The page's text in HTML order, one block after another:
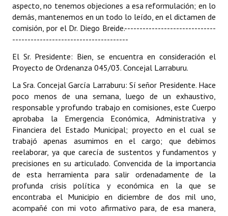
aspecto, no tenemos objeciones a esa reformulación; en lo
demás, mantenemos en un todo lo leído, en el dictamen de
comisión, por el Dr. Diego Breide.------------------------------
--------------------------------------
El Sr. Presidente: Bien, se encuentra en consideración el
Proyecto de Ordenanza 045/03. Concejal Larraburu.
La Sra. Concejal García Larraburu: Sí señor Presidente. Hace
poco menos de una semana, luego de un exhaustivo,
responsable y profundo trabajo en comisiones, este Cuerpo
aprobaba la Emergencia Económica, Administrativa y
Financiera del Estado Municipal; proyecto en el cual se
trabajó apenas asumimos en el cargo; que debimos
reelaborar, ya que carecía de sustentos y fundamentos y
precisiones en su articulado. Convencida de la importancia
de esta herramienta para salir ordenadamente de la
profunda crisis política y económica en la que se
encontraba el Municipio en diciembre de dos mil uno,
acompañé con mi voto afirmativo para, de esa manera,